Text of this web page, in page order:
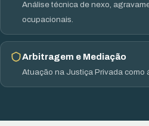
Análise técnica de nexo,
ocupacionais.
Arbitragem e Mediação
Atuação na Justiça Privada como